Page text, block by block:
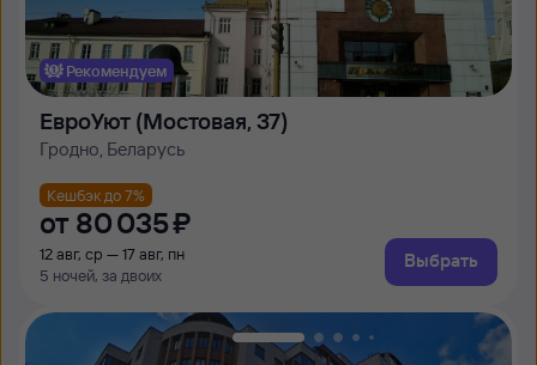
Рекомендуем
ЕвроУют (Мостовая, 37)
Гродно, Беларусь
Кешбэк до 7%
от 80 ⁠035 ⁠₽
12 авг, ср — 17 авг, пн
5 ночей, за двоих
Выбрать